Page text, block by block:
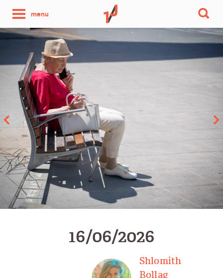
menu
photo
par
16/06/2026
Shlomith
Bollag